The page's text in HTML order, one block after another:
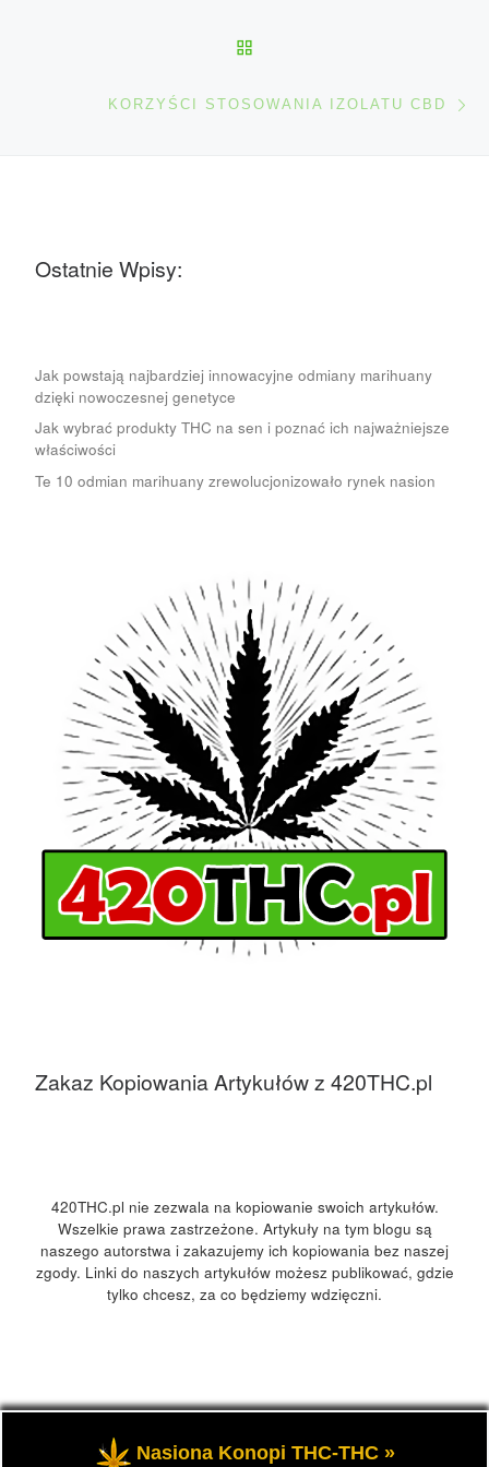
KORZYŚCI STOSOWANIA IZOLATU CBD
Ostatnie Wpisy:
Jak powstają najbardziej innowacyjne odmiany marihuany
dzięki nowoczesnej genetyce
Jak wybrać produkty THC na sen i poznać ich najważniejsze
właściwości
Te 10 odmian marihuany zrewolucjonizowało rynek nasion
Zakaz Kopiowania Artykułów z 420THC.pl
420THC.pl nie zezwala na kopiowanie swoich artykułów.
Wszelkie prawa zastrzeżone. Artykuły na tym blogu są
naszego autorstwa i zakazujemy ich kopiowania bez naszej
zgody. Linki do naszych artykułów możesz publikować, gdzie
tylko chcesz, za co będziemy wdzięczni.
420Polska, 420THC.pl
– Wszelkie prawa zastrzeżone
Nasiona Konopi THC-THC »